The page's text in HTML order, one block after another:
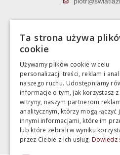
783
Bartycka 24/26
00-716
poniedziałek -
sobota
Ta strona używa
cookie
Używamy plików cookie w celu
personalizacji treści, reklam i
naszego ruchu. Udostępniamy
informacje o tym, jak korzystasz z
witryny, naszym partnerom
analitycznym, którzy mogą łączyć
innymi informacjami, które im
lub które zebrali w wyniku
przez Ciebie z ich usług. Dowiedz